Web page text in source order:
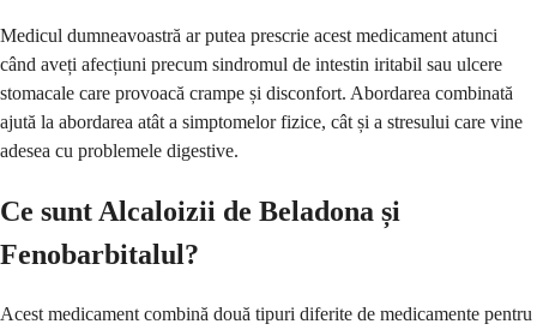
Medicul dumneavoastră ar putea prescrie acest medicament atunci
când aveți afecțiuni precum sindromul de intestin iritabil sau ulcere
stomacale care provoacă crampe și disconfort. Abordarea combinată
ajută la abordarea atât a simptomelor fizice, cât și a stresului care vine
adesea cu problemele digestive.
Ce sunt Alcaloizii de Beladona și
Fenobarbitalul?
Acest medicament combină două tipuri diferite de medicamente pentru